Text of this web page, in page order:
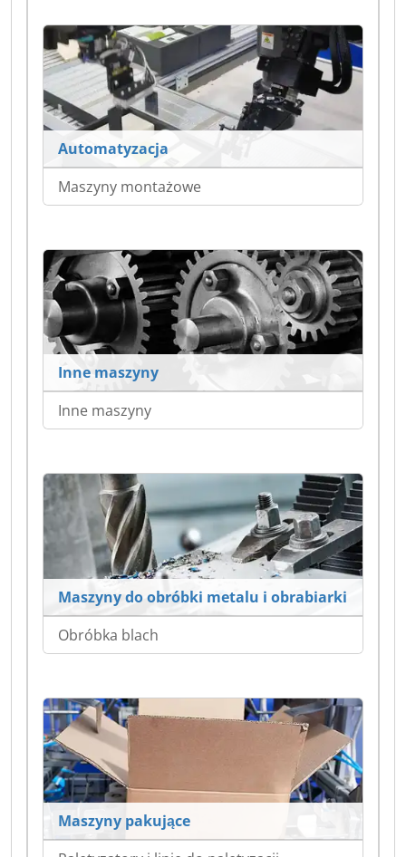
Automatyzacja
Maszyny montażowe
Inne maszyny
Inne maszyny
Maszyny do obróbki metalu i obrabiarki
Obróbka blach
Maszyny pakujące